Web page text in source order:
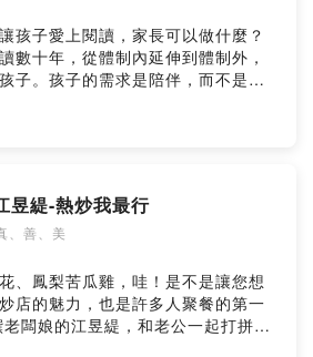
孩子愛上閱讀，家長可以做什麼？
數十年，從體制內延伸到體制外，
子。孩子的需求是陪伴，而不是多
手打造了秘密基地繪本屋，接下來
SoundOn
昱緹-熱炒我最行
、善、美
、鳳梨苦瓜雞，哇！是不是讓您想
店的魅力，也是許多人聚餐的第一
闆娘的江昱緹，和老公一起打拼，